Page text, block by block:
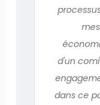
d'un
dans ce